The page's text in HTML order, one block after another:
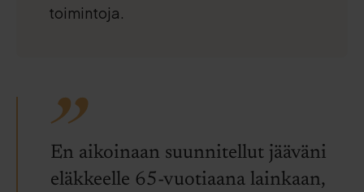
toimintoja.
En aikoinaan suunnitellut jääväni
eläkkeelle 65-vuotiaana lainkaan,